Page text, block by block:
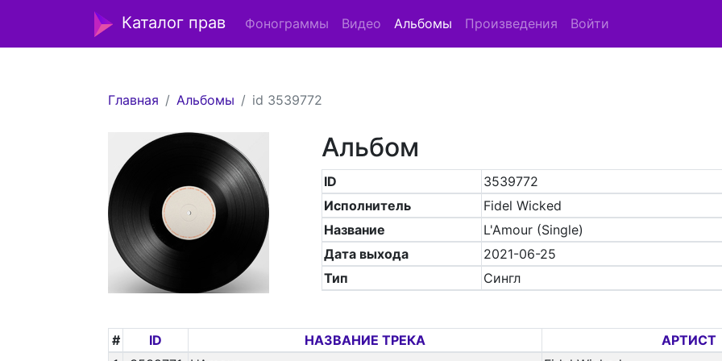
Каталог прав Фонограммы Видео Альбомы Произведения Войти
Главная Альбомы id 3539772
Альбом
ID
3539772
Исполнитель
Fidel Wicked
Название
L'Amour (Single)
Дата выхода
2021-06-25
Тип
Сингл
# ID НАЗВАНИЕ ТРЕКА
АРТИСТ